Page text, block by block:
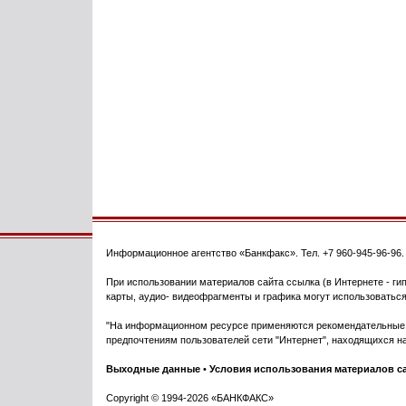
Информационное агентство «Банкфакс» . Тел. +7 960-945-96-96
При использовании материалов сайта ссылка (в Интернете -
карты, аудио- видеофрагменты и графика могут
"На информационном ресурсе применяются рекомендательные
предпочтениям пользователей сети "Интернет", находящихся
Выходные данные • Условия использования материалов
Copyright © 1994-2026 «БАНКФАКС»